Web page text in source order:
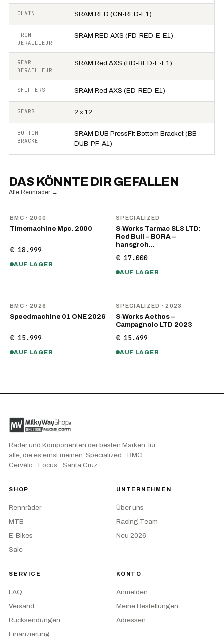
CHAIN SRAM RED (CN-RED-E1)
FRONT
DERAILLEUR
SRAM RED AXS (FD-RED-E-E1)
REAR
DERAILLEUR
SRAM Red AXS (RD-RED-E-E1)
SHIFTERS SRAM Red AXS (ED-RED-E1)
GEARS 2 x 12
BOTTOM
BRACKET
SRAM DUB PressFit Bottom Bracket (BB-
DUB-PF-A1)
DAS KÖNNTE DIR GEFALLEN
Alle Rennräder →
BMC · 2000
Timemachine Mpc. 2000
€ 18.999
AUF LAGER
SPECIALIZED
S-Works Tarmac SL8 LTD:
Red Bull – BORA –
hansgroh…
€ 17.000
AUF LAGER
BMC · 2026
Speedmachine 01 ONE 2026
€ 15.999
AUF LAGER
SPECIALIZED · 2023
S-Works Aethos –
Campagnolo LTD 2023
€ 15.499
AUF LAGER
Räder und Komponenten der besten Marken, für
alle, die es ernst meinen. Specialized · BMC ·
Cervélo · Focus · Santa Cruz.
SHOP
Rennräder
MTB
E-Bikes
Sale
UNTERNEHMEN
Über uns
Racing Team
Neu 2026
SERVICE
FAQ
Versand
Rücksendungen
Finanzierung
KONTO
Anmelden
Meine Bestellungen
Adressen